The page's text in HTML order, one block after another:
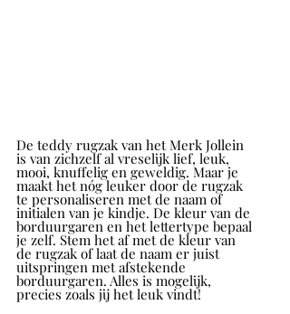
De teddy rugzak van het Merk Jollein
is van zichzelf al vreselijk lief, leuk,
mooi, knuffelig en geweldig. Maar je
maakt het nóg leuker door de rugzak
te personaliseren met de naam of
initialen van je kindje. De kleur van de
borduurgaren en het lettertype bepaal
je zelf. Stem het af met de kleur van
de rugzak of laat de naam er juist
uitspringen met afstekende
borduurgaren. Alles is mogelijk,
precies zoals jij het leuk vindt!